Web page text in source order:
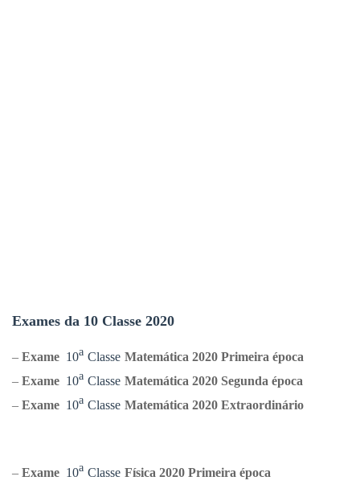
Exames da 10 Classe 2020
– Exame 10ᵃ Classe Matemática 2020 Primeira época
– Exame 10ᵃ Classe Matemática 2020 Segunda época
– Exame 10ᵃ Classe Matemática 2020 Extraordinário
– Exame 10ᵃ Classe Física 2020 Primeira época